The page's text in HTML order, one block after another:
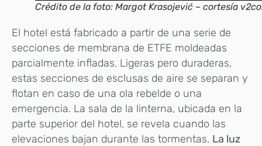
Crédito de la foto: Margot Krasojević – cortesía
El hotel está fabricado a partir de una serie de
secciones de membrana de ETFE moldeadas
parcialmente infladas. Ligeras pero duraderas,
estas secciones de esclusas de aire se separan y
flotan en caso de una ola rebelde o una
emergencia. La sala de la linterna, ubicada en la
parte superior del hotel, se revela cuando las
elevaciones bajan durante las tormentas. La luz